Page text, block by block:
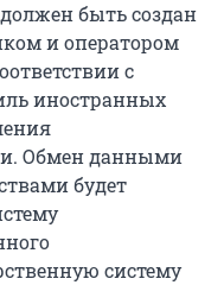
должен быть создан
и оператором
с
иностранных
Обмен данными
будет
систему